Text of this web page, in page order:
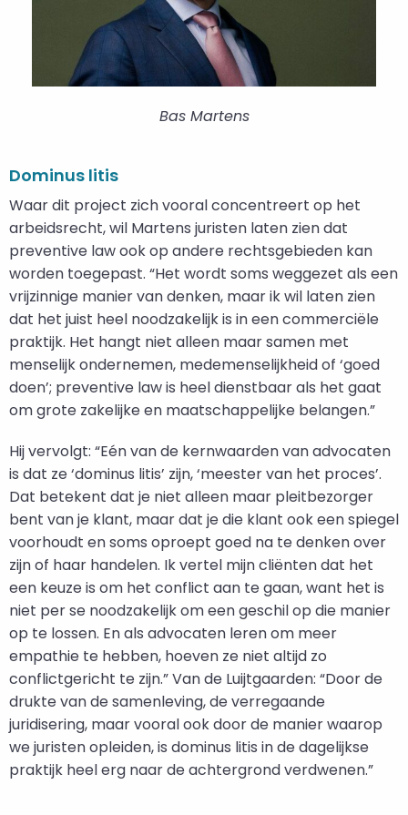
Bas Martens
Dominus litis
Waar dit project zich vooral concentreert op het
arbeidsrecht, wil Martens juristen laten zien dat
preventive law ook op andere rechtsgebieden kan
worden toegepast. “Het wordt soms weggezet als een
vrijzinnige manier van denken, maar ik wil laten zien
dat het juist heel noodzakelijk is in een commerciële
praktijk. Het hangt niet alleen maar samen met
menselijk ondernemen, medemenselijkheid of ‘goed
doen’; preventive law is heel dienstbaar als het gaat
om grote zakelijke en maatschappelijke belangen.”
Hij vervolgt: “Eén van de kernwaarden van advocaten
is dat ze ‘dominus litis’ zijn, ‘meester van het proces’.
Dat betekent dat je niet alleen maar pleitbezorger
bent van je klant, maar dat je die klant ook een spiegel
voorhoudt en soms oproept goed na te denken over
zijn of haar handelen. Ik vertel mijn cliënten dat het
een keuze is om het conflict aan te gaan, want het is
niet per se noodzakelijk om een geschil op die manier
op te lossen. En als advocaten leren om meer
empathie te hebben, hoeven ze niet altijd zo
conflictgericht te zijn.” Van de Luijtgaarden: “Door de
drukte van de samenleving, de verregaande
juridisering, maar vooral ook door de manier waarop
we juristen opleiden, is dominus litis in de dagelijkse
praktijk heel erg naar de achtergrond verdwenen.”